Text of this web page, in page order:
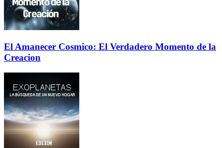
El Amanecer Cosmico: El Verdadero Momento de la
Creacion